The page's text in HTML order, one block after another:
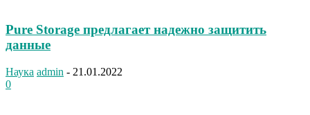
Pure Storage предлагает надежно защитить
данные
Наука admin - 21.01.2022
0